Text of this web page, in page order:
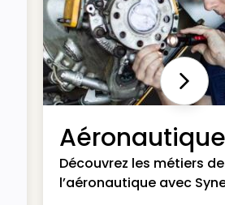
Aéronautique
Découvrez les métiers de
l’aéronautique avec
Next